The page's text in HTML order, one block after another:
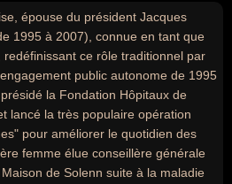
épouse du président Jacques
1995 à 2007), connue en tant que
ce rôle traditionnel par
public autonome de 1995
la Fondation Hôpitaux de
lancé la très populaire opération
pour améliorer le quotidien des
femme élue conseillère générale
de Solenn suite à la maladie